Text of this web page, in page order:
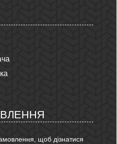
щоб дізнатися